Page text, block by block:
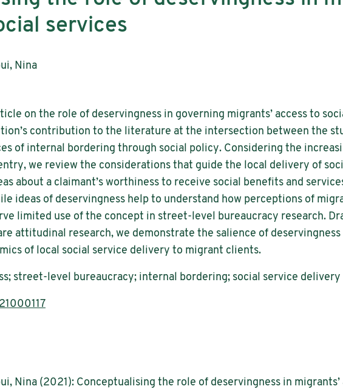
services
Nina
on the role of deservingness in governing migrants’ access to
contribution to the literature at the intersection between the
of internal bordering through social policy. Considering the
we review the considerations that guide the local delivery of
about a claimant’s worthiness to receive social benefits and
ideas of deservingness help to understand how perceptions of
limited use of the concept in street-level bureaucracy research.
attitudinal research, we demonstrate the salience of
of local social service delivery to migrant clients.
street-level bureaucracy; internal bordering; social service delivery
Nina (2021): Conceptualising the role of deservingness in migrants’